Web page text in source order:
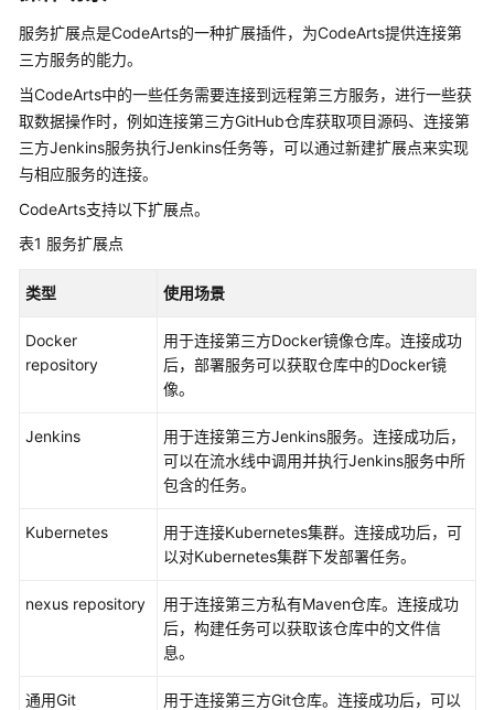
费
说
明
快
速
入
门
户
南
云
使
准
服务扩展点是CodeArts的一种扩展插件，为CodeArts提供连接第
三方服务的能力。
当CodeArts中的一些任务需要连接到远程第三方服务，进行一些获
取数据操作时，例如连接第三方GitHub仓库获取项目源码、连接第
三方Jenkins服务执行Jenkins任务等，可以通过新建扩展点来实现
与相应服务的连接。
CodeArts支持以下扩展点。
表1 服务扩展点
类型 使用场景
Docker
repository
用于连接第三方Docker镜像仓库。连接成功
后，部署服务可以获取仓库中的Docker镜
像。
Jenkins
用于连接第三方Jenkins服务。连接成功后，
可以在流水线中调用并执行Jenkins服务中所
包含的任务。
Kubernetes
用于连接Kubernetes集群。连接成功后，可
以对Kubernetes集群下发部署任务。
nexus repository
用于连接第三方私有Maven仓库。连接成功
后，构建任务可以获取该仓库中的文件信
息。
通用Git
用于连接第三方Git仓库。连接成功后，可以